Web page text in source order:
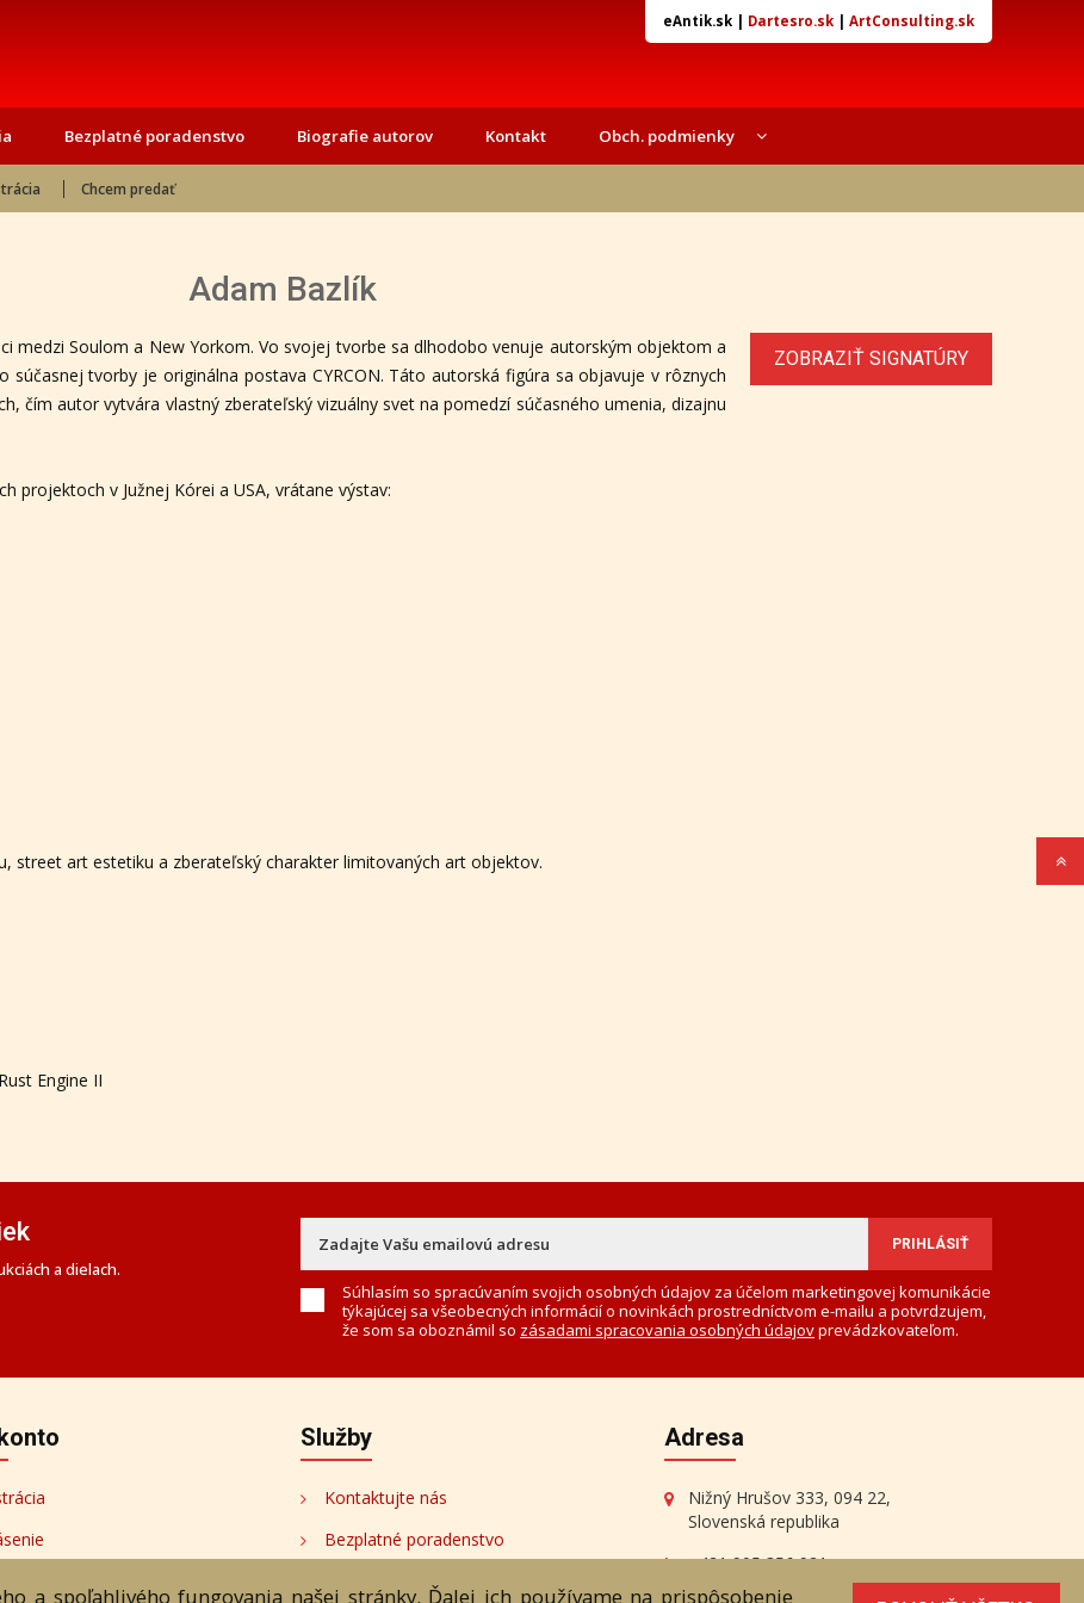
eAntik.sk| Dartesro.sk| ArtConsulting.sk
Bezplatné poradenstvo Biografie autorov Kontakt Obch. podmienky
Chcem predať
Adam Bazlík
ZOBRAZIŤ SIGNATÚRY
medzi Soulom a New Yorkom. Vo svojej tvorbe sa dlhodobo venuje autorským objektom a
tvorby je originálna postava CYRCON. Táto autorská figúra sa objavuje v rôznych
čím autor vytvára vlastný zberateľský vizuálny svet na pomedzí súčasného umenia, dizajnu
projektoch v Južnej Kórei a USA, vrátane výstav:
street art estetiku a zberateľský charakter limitovaných art objektov.
Engine II
a dielach.
Súhlasím so spracúvaním svojich osobných údajov za účelom marketingovej komunikácie
týkajúcej sa všeobecných informácií o novinkách prostredníctvom e-mailu a potvrdzujem,
že som sa oboznámil so zásadami spracovania osobných údajovprevádzkovateľom.
Služby
Kontaktujte nás
Bezplatné poradenstvo
Adresa
Nižný Hrušov 333, 094 22,
Slovenská republika
+421 905 356 921
+421 905 959 101
a spoľahlivého fungovania našej stránky. Ďalej ich používame na prispôsobenie